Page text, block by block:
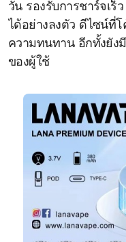
วัน รองรับการชาร์จเ
ได้อย่างลงตัว ดีไซน์ที่
ความทนทาน อีกทั้งยัง
ของผู้ใช้